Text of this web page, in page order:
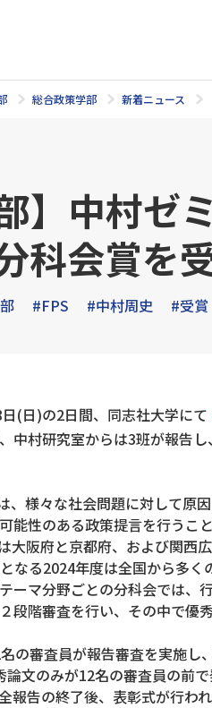
総合政策学部 新着ニュース
】中村
科会賞を
#FPS #中村周史 #受
(日)の2日間、同志社大学にて
中村研究室からは3班が報告
、様々な社会問題に対して原
能性のある政策提言を行うこ
大阪府と京都府、および関西
なる2024年度は全国から多
ーマ分野ごとの分科会では、
段階審査を行い、その中で優
の審査員が報告審査を実施し
文のみが12名の審査員の前
報告の終了後、表彰式が行わ